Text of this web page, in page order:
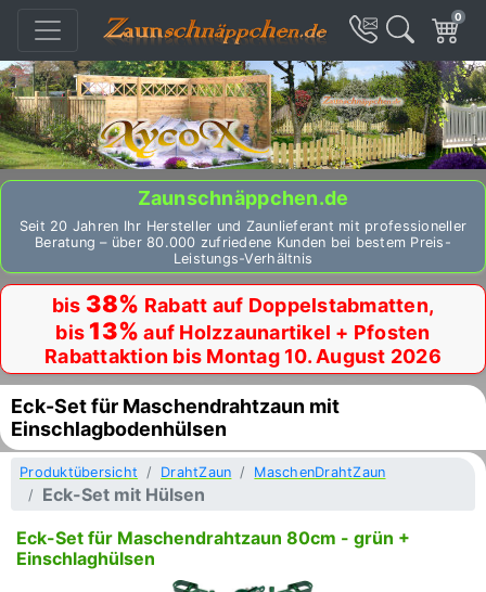
0
Zaunschnäppchen.de
Seit 20 Jahren Ihr Hersteller und Zaunlieferant mit professioneller
Beratung – über 80.000 zufriedene Kunden bei bestem Preis-
Leistungs-Verhältnis
bis 38% Rabatt auf Doppelstabmatten,
bis 13% auf Holzzaunartikel + Pfosten
Rabattaktion bis Montag 10. August 2026
Eck-Set für Maschendrahtzaun mit
Einschlagbodenhülsen
Produktübersicht DrahtZaun MaschenDrahtZaun
Eck-Set mit Hülsen
Eck-Set für Maschendrahtzaun 80cm - grün +
Einschlaghülsen